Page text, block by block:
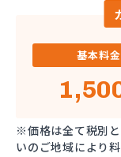
基本料金
※価格は全て税別
いのご地域により